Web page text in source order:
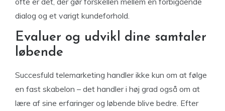
dialog og et varigt kundeforhold.
Evaluer og udvikl dine samtaler
løbende
Succesfuld telemarketing handler ikke kun om at følge
en fast skabelon – det handler i høj grad også om at
lære af sine erfaringer og løbende blive bedre. Efter